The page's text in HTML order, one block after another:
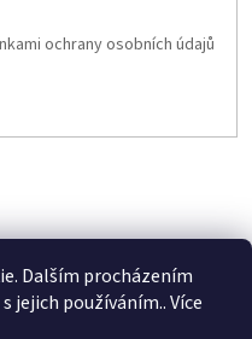
Dalším procházením
jejich používáním.. Více
ochrany osobních údajů